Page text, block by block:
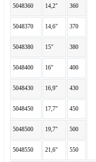
5048360 14,2" 360
5048370 14,6" 370
5048380 15" 380
5048400 16" 400
5048430 16,9" 430
5048450 17,7" 450
5048500 19,7" 500
5048550 21,6" 550